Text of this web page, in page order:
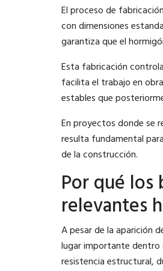
El proceso de
con dimensiones
garantiza que el
Esta fabricación
facilita el trabajo en
estables que
En proyectos donde se
resulta fundamental
de la construcción.
Por qué
relevantes
A pesar de la aparición
lugar importante dentro
resistencia estructural,